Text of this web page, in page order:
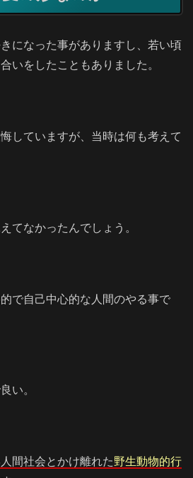
になった事がありますし、若い頃
いをしたこともありました。
していますが、当時は何も考えて
てなかったんでしょう。
で自己中心的な人間のやる事で
い。
間社会とかけ離れた野生動物的行